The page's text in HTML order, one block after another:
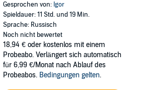
Gesprochen von: Igor
Spieldauer: 11 Std. und 19 Min.
Sprache: Russisch
Noch nicht bewertet
18,94 € oder kostenlos mit einem
Probeabo. Verlängert sich automatisch
für 6,99 €/Monat nach Ablauf des
Probeabos. Bedingungen gelten.